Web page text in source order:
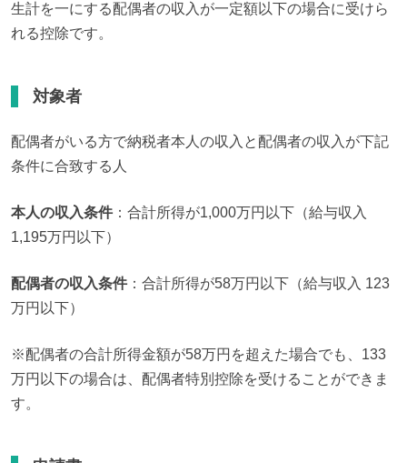
生計を一にする配偶者の収入が一定額以下の場合に受けら
れる控除です。
対象者
配偶者がいる方で納税者本人の収入と配偶者の収入が下記
条件に合致する人
本人の収入条件：合計所得が1,000万円以下（給与収入
1,195万円以下）
配偶者の収入条件：合計所得が58万円以下（給与収入 123
万円以下）
※配偶者の合計所得金額が58万円を超えた場合でも、133
万円以下の場合は、配偶者特別控除を受けることができま
す。